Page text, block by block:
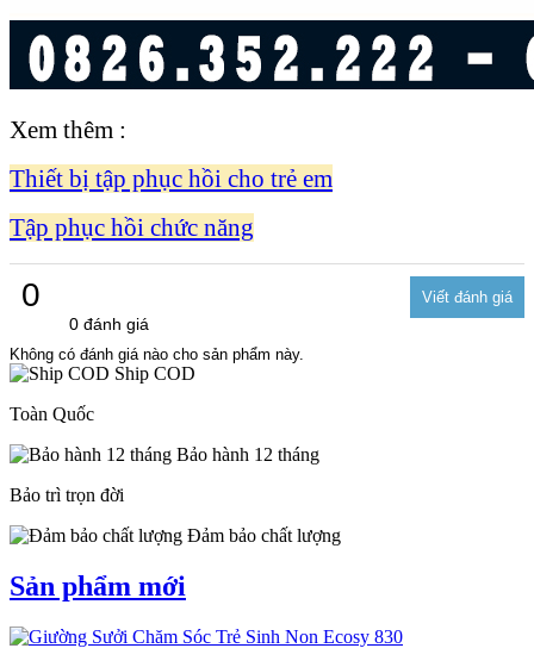
Xem thêm :
Thiết bị tập phục hồi cho trẻ em
Tập phục hồi chức năng
0
0 đánh giá
Không có đánh giá nào cho sản phẩm này.
Ship COD
Toàn Quốc
Bảo hành 12 tháng
Bảo trì trọn đời
Đảm bảo chất lượng
Sản phẩm mới